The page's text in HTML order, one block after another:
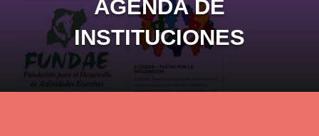
AGENDA DE
INSTITUCIONES